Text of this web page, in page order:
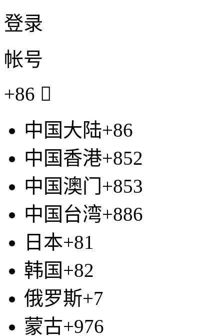
登录
帐号
+86 
中国大陆+86
中国香港+852
中国澳门+853
中国台湾+886
日本+81
韩国+82
俄罗斯+7
蒙古+976